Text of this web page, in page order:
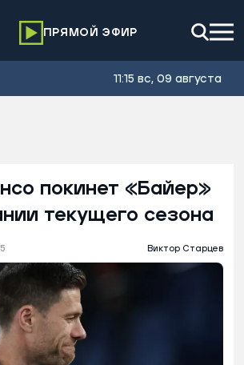
ПРЯМОЙ ЭФИР
11:15 вс, 09 августа
Виктор Старцев
покинет «Байер»
текущего сезона